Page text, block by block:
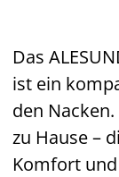
Das
ist ein
den
zu Hause –
Komfort